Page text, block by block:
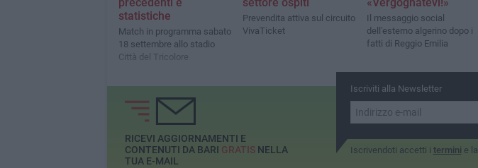
statistiche
Match in programma sabato
18 settembre allo stadio
Città del Tricolore
Prevendita attiva sul circuito
VivaTicket
Il messaggio social
dell'esterno algerino dopo i
fatti di Reggio Emilia
Iscriviti alla Newsletter
Iscrivendoti accetti i termini e la
RICEVI AGGIORNAMENTI E
CONTENUTI DA BARI GRATISNELLA
TUA E-MAIL